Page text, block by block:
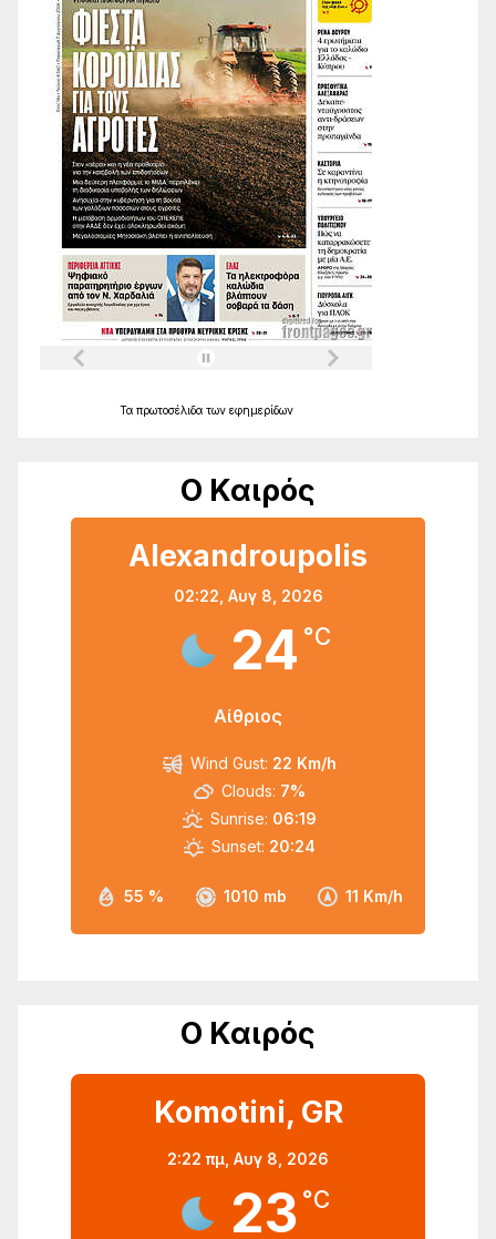
Τα πρωτοσέλιδα των εφημερίδων
Ο Καιρός
Alexandroupolis
02:22, Αυγ 8, 2026
24 °C
Αίθριος
55 % 1010 mb 11 Km/h
Wind Gust: 22 Km/h
Clouds: 7%
Sunrise: 06:19
Sunset: 20:24
Ο Καιρός
Komotini, GR
2:22 πμ, Αυγ 8, 2026
23 °C